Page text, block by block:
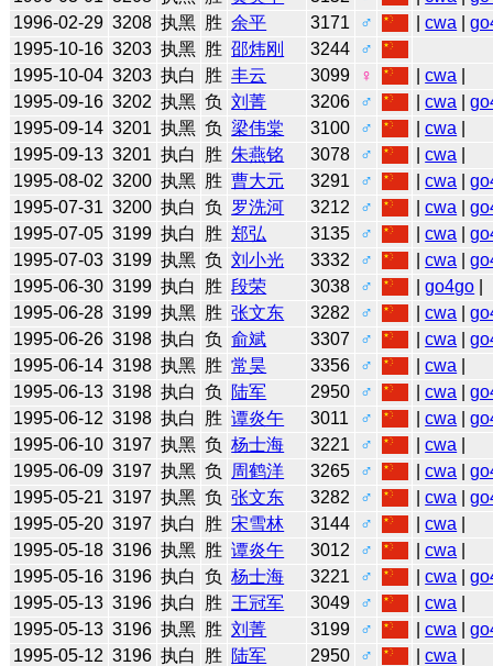
1996-02-29 3208 执黑 胜 余平 3171 ♂ |cwa |
1995-10-16 3203 执黑 胜 邵炜刚 3244
♂
1995-10-04 3203 执白 胜 丰云 3099 ♀ |cwa
1995-09-16 3202 执黑 负 刘菁 3206 ♂ |cwa |
1995-09-14 3201 执黑 负 梁伟棠 3100 ♂ |cwa
1995-09-13 3201 执白 胜 朱燕铭 3078 ♂ |cwa
1995-08-02 3200 执黑 胜 曹大元 3291 ♂ |cwa |
1995-07-31 3200 执白 负 罗洗河 3212 ♂ |cwa |
1995-07-05 3199 执白 胜 郑弘 3135 ♂ |cwa |
1995-07-03 3199 执黑 负 刘小光 3332 ♂ |cwa |
1995-06-30 3199 执白 胜 段荣 3038 ♂ |go4go
1995-06-28 3199 执黑 胜 张文东 3282 ♂ |cwa |
1995-06-26 3198 执白 负 俞斌 3307 ♂ |cwa |
1995-06-14 3198 执黑 胜 常昊 3356 ♂ |cwa
1995-06-13 3198 执白 负 陆军 2950 ♂ |cwa |
1995-06-12 3198 执白 胜 谭炎午 3011 ♂ |cwa |
1995-06-10 3197 执黑 负 杨士海 3221 ♂ |cwa
1995-06-09 3197 执黑 负 周鹤洋 3265 ♂ |cwa |
1995-05-21 3197 执黑 负 张文东 3282 ♂ |cwa |
1995-05-20 3197 执白 胜 宋雪林 3144 ♂ |cwa
1995-05-18 3196 执黑 胜 谭炎午 3012 ♂ |cwa
1995-05-16 3196 执白 负 杨士海 3221 ♂ |cwa |
1995-05-13 3196 执白 胜 王冠军 3049 ♂ |cwa
1995-05-13 3196 执黑 胜 刘菁 3199 ♂ |cwa |
1995-05-12 3196 执白 胜 陆军 2950 ♂ |cwa